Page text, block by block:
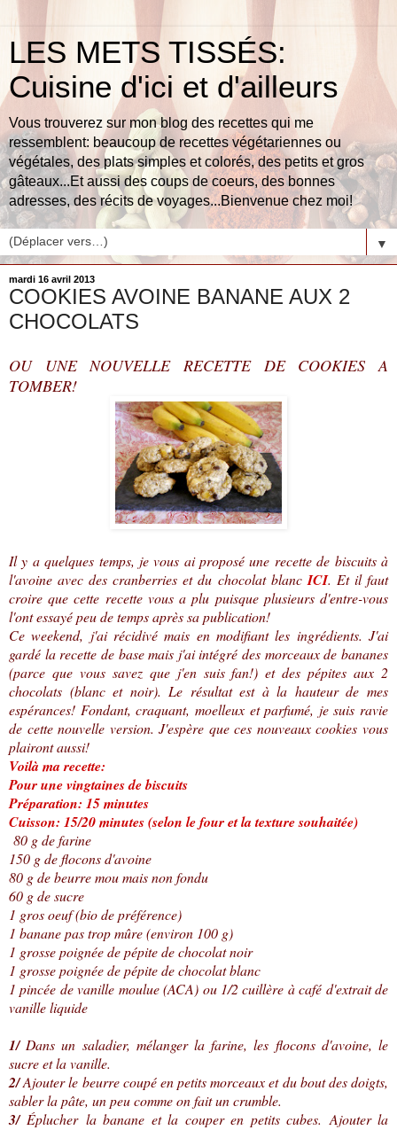
LES METS TISSÉS:
Cuisine d'ici et d'ailleurs
Vous trouverez sur mon blog des recettes qui me
ressemblent: beaucoup de recettes végétariennes ou
végétales, des plats simples et colorés, des petits et gros
gâteaux...Et aussi des coups de coeurs, des bonnes
adresses, des récits de voyages...Bienvenue chez moi!
▼
mardi 16 avril 2013
COOKIES AVOINE BANANE AUX 2
CHOCOLATS
OU UNE NOUVELLE RECETTE DE COOKIES A
TOMBER!
Il y a quelques temps, je vous ai proposé une recette de biscuits à
l'avoine avec des cranberries et du chocolat blanc ICI. Et il faut
croire que cette recette vous a plu puisque plusieurs d'entre-vous
l'ont essayé peu de temps après sa publication!
Ce weekend, j'ai récidivé mais en modifiant les ingrédients. J'ai
gardé la recette de base mais j'ai intégré des morceaux de bananes
(parce que vous savez que j'en suis fan!) et des pépites aux 2
chocolats (blanc et noir). Le résultat est à la hauteur de mes
espérances! Fondant, craquant, moelleux et parfumé, je suis ravie
de cette nouvelle version. J'espère que ces nouveaux cookies vous
plairont aussi!
Voilà ma recette:
Pour une vingtaines de biscuits
Préparation: 15 minutes
Cuisson: 15/20 minutes (selon le four et la texture souhaitée)
80 g de farine
150 g de flocons d'avoine
80 g de beurre mou mais non fondu
60 g de sucre
1 gros oeuf (bio de préférence)
1 banane pas trop mûre (environ 100 g)
1 grosse poignée de pépite de chocolat noir
1 grosse poignée de pépite de chocolat blanc
1 pincée de vanille moulue (ACA) ou 1/2 cuillère à café d'extrait de
vanille liquide
1/Dans un saladier, mélanger la farine, les flocons d'avoine, le
sucre et la vanille.
2/Ajouter le beurre coupé en petits morceaux et du bout des doigts,
sabler la pâte, un peu comme on fait un crumble.
3/Éplucher la banane et la couper en petits cubes. Ajouter la